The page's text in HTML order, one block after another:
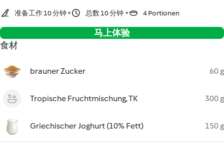
准备工作 10 分钟 总数 10 分钟 4 Portionen
马上体验
食材
brauner Zucker 60 g
Tropische Fruchtmischung, TK 300 g
Griechischer Joghurt (10% Fett) 150 g